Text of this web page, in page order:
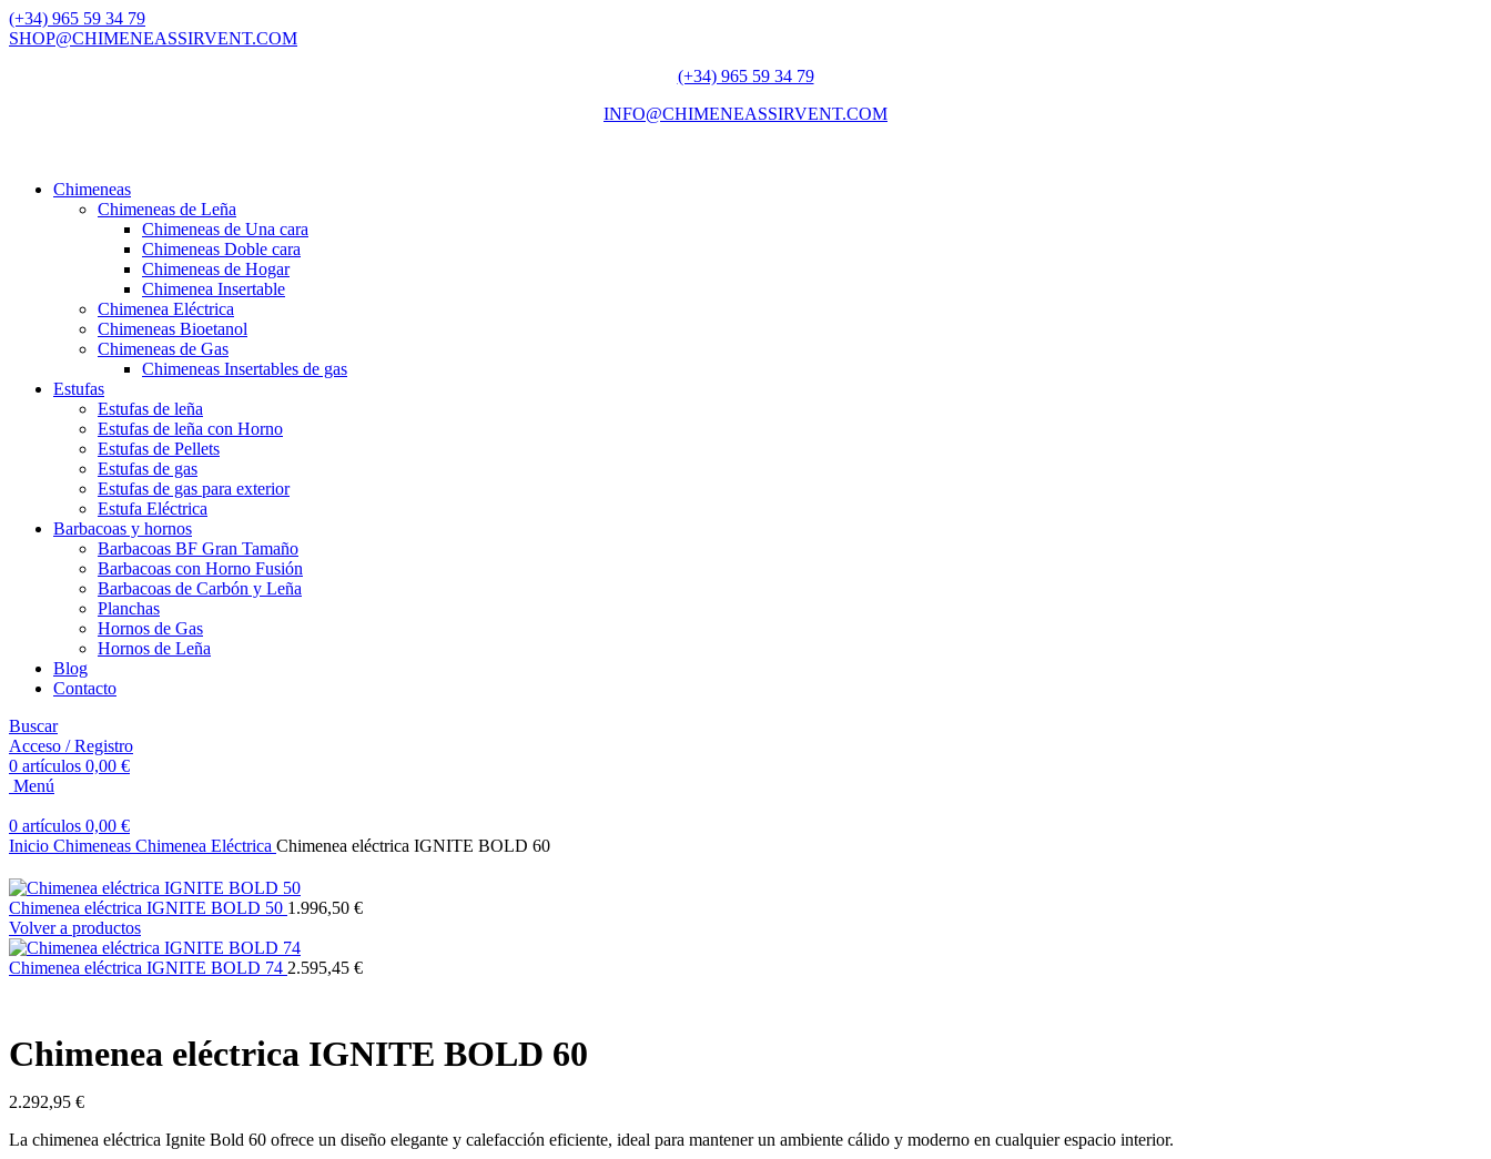
(+34) 965 59 34 79
SHOP@CHIMENEASSIRVENT.COM
(+34) 965 59 34 79
INFO@CHIMENEASSIRVENT.COM
Chimeneas
Chimeneas de Leña
Chimeneas de Una cara
Chimeneas Doble cara
Chimeneas de Hogar
Chimenea Insertable
Chimenea Eléctrica
Chimeneas Bioetanol
Chimeneas de Gas
Chimeneas Insertables de gas
Estufas
Estufas de leña
Estufas de leña con Horno
Estufas de Pellets
Estufas de gas
Estufas de gas para exterior
Estufa Eléctrica
Barbacoas y hornos
Barbacoas BF Gran Tamaño
Barbacoas con Horno Fusión
Barbacoas de Carbón y Leña
Planchas
Hornos de Gas
Hornos de Leña
Blog
Contacto
Buscar
Acceso / Registro
0 artículos 0,00 €
Menú
0 artículos 0,00 €
Inicio Chimeneas Chimenea Eléctrica Chimenea eléctrica IGNITE BOLD 60
Chimenea eléctrica IGNITE BOLD 50 1.996,50 €
Volver a productos
Chimenea eléctrica IGNITE BOLD 74 2.595,45 €
Chimenea eléctrica IGNITE BOLD 60
2.292,95 €
La chimenea eléctrica Ignite Bold 60 ofrece un diseño elegante y calefacción eficiente, ideal para mantener un ambiente cálido y moderno en cualquier espacio interior.